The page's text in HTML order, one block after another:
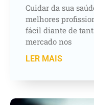
Cuidar da sua
melhores
fácil diante de
mercado nos
LER MAIS